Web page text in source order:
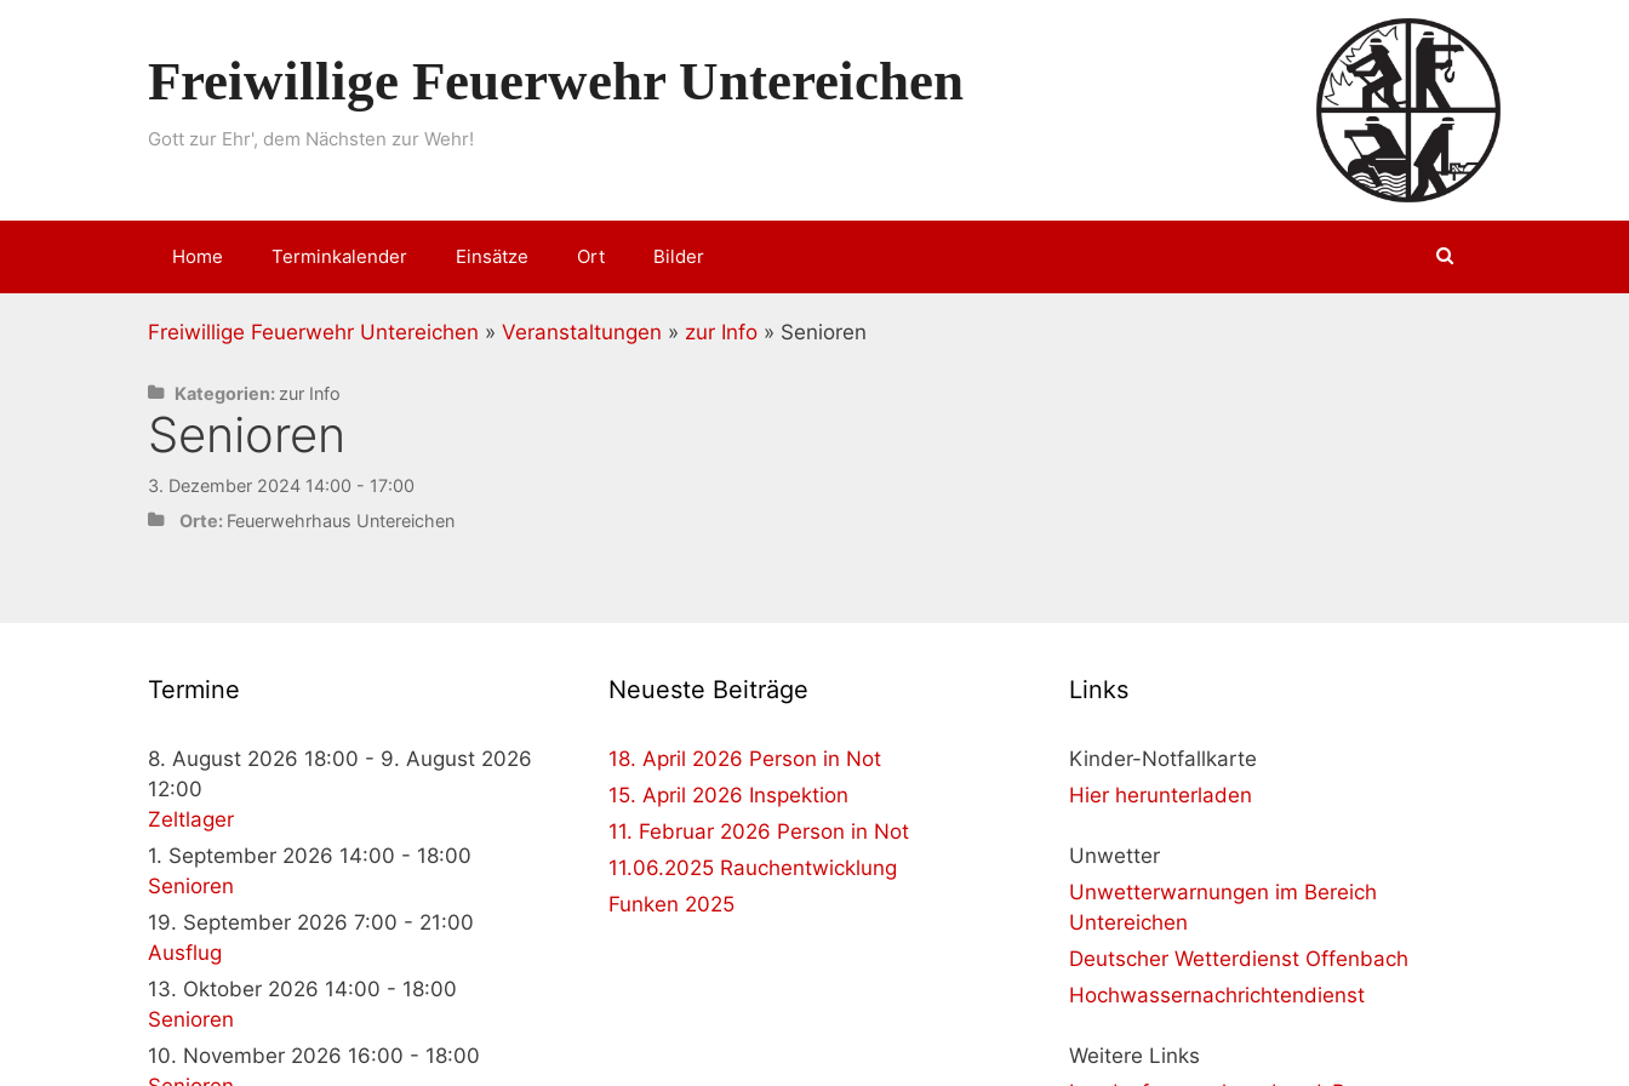
Freiwillige Feuerwehr Untereichen
Gott zur Ehr', dem Nächsten zur Wehr!
Home Terminkalender Einsätze Ort Bilder
Freiwillige Feuerwehr Untereichen » Veranstaltungen » zur Info » Senioren
Kategorien: zur Info
Senioren
3. Dezember 2024 14:00 - 17:00
Orte: Feuerwehrhaus Untereichen
Termine
8. August 2026 18:00 - 9. August 2026
12:00
Zeltlager
1. September 2026 14:00 - 18:00
Senioren
19. September 2026 7:00 - 21:00
Ausflug
13. Oktober 2026 14:00 - 18:00
Senioren
10. November 2026 16:00 - 18:00
Neueste Beiträge
18. April 2026 Person in Not
15. April 2026 Inspektion
11. Februar 2026 Person in Not
11.06.2025 Rauchentwicklung
Funken 2025
Links
Kinder-Notfallkarte
Hier herunterladen
Unwetter
Unwetterwarnungen im Bereich
Untereichen
Deutscher Wetterdienst Offenbach
Hochwassernachrichtendienst
Weitere Links